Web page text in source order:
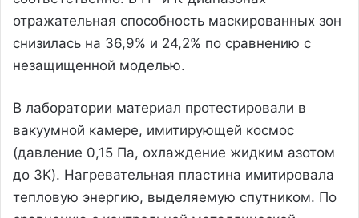
отражательная способность маскированных зон
снизилась на 36,9% и 24,2% по сравнению с
незащищенной моделью.
В лаборатории материал протестировали в
вакуумной камере, имитирующей космос
(давление 0,15 Па, охлаждение жидким азотом
до 3K). Нагревательная пластина имитировала
тепловую энергию, выделяемую спутником. По